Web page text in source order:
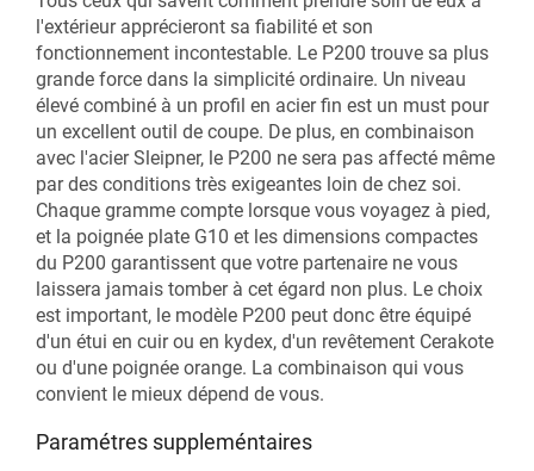
l'extérieur apprécieront sa fiabilité et son
fonctionnement incontestable. Le P200 trouve sa plus
grande force dans la simplicité ordinaire. Un niveau
élevé combiné à un profil en acier fin est un must pour
un excellent outil de coupe. De plus, en combinaison
avec l'acier Sleipner, le P200 ne sera pas affecté même
par des conditions très exigeantes loin de chez soi.
Chaque gramme compte lorsque vous voyagez à pied,
et la poignée plate G10 et les dimensions compactes
du P200 garantissent que votre partenaire ne vous
laissera jamais tomber à cet égard non plus. Le choix
est important, le modèle P200 peut donc être équipé
d'un étui en cuir ou en kydex, d'un revêtement Cerakote
ou d'une poignée orange. La combinaison qui vous
convient le mieux dépend de vous.
Paramétres suppleméntaires